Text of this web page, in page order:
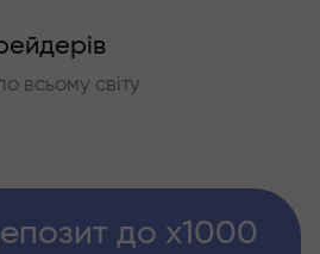
всьому світу
до х1000